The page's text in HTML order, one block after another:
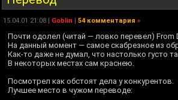
15.04.01 21:08 | Goblin | 54 комментария »
Почти одолел (читай — ловко перевел) From
На данный момент — самое скабрезное из
Как-то даже не думал, что настолько густо
В некоторых местах сам краснею.
Посмотрел как обстоят дела у конкурентов.
Лучшее место в чужом переводе: